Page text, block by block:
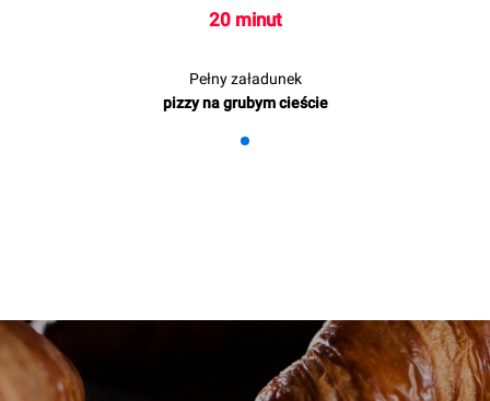
20 minut
Pełny załadunek
pizzy na grubym cieście